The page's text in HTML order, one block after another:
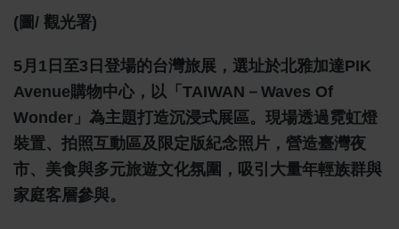
(圖/ 觀光署)
5月1日至3日登場的台灣旅展，選址於北雅加達PIK
Avenue購物中心，以「TAIWAN－Waves Of
Wonder」為主題打造沉浸式展區。現場透過霓虹燈
裝置、拍照互動區及限定版紀念照片，營造臺灣夜
市、美食與多元旅遊文化氛圍，吸引大量年輕族群與
家庭客層參與。